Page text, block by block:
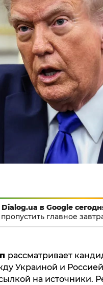
в Google
главное
рассматривает
Украиной и
на источники.